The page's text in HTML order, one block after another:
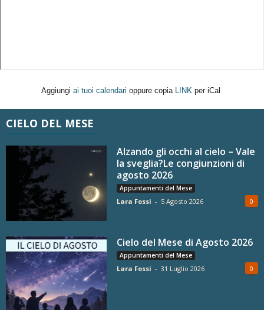
Aggiungi ai tuoi calendari oppure copia LINK per iCal
CIELO DEL MESE
Alzando gli occhi al cielo – Vale
la sveglia?Le congiunzioni di
agosto 2026
Appuntamenti del Mese
Lara Fossi - 5 Agosto 2026 0
Cielo del Mese di Agosto 2026
Appuntamenti del Mese
Lara Fossi - 31 Luglio 2026 0